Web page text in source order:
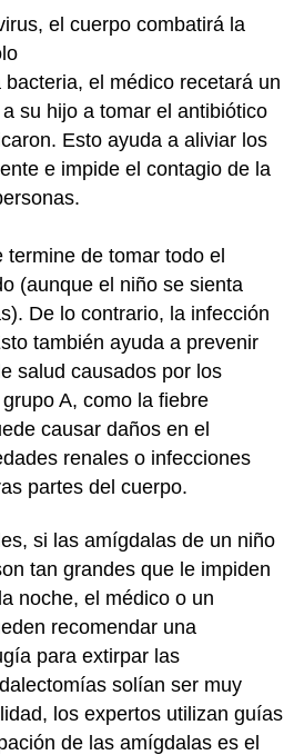
el cuerpo combatirá la
el médico recetará un
su hijo a tomar el antibiótico
Esto ayuda a aliviar los
e impide el contagio de la
termine de tomar todo el
(aunque el niño se sienta
De lo contrario, la infección
también ayuda a prevenir
salud causados por los
A, como la fiebre
causar daños en el
renales o infecciones
partes del cuerpo.
si las amígdalas de un niño
tan grandes que le impiden
noche, el médico o un
recomendar una
para extirpar las
solían ser muy
los expertos utilizan guías
de las amígdalas es el